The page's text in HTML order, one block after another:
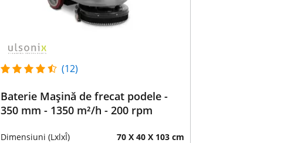
(12)
Baterie Mașină de frecat podele -
350 mm - 1350 m²/h - 200 rpm
Dimensiuni (LxlxÎ) 70 X 40 X 103 cm